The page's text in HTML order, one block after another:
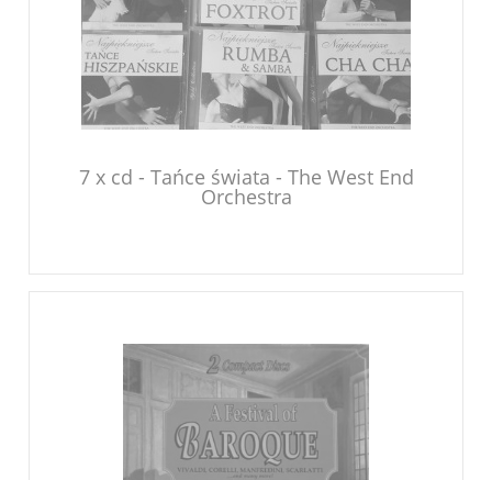
7 x cd - Tańce świata - The West End
Orchestra